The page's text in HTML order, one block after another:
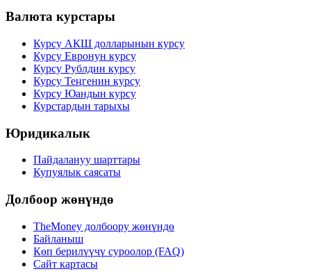
Валюта курстары
Курсу АКШ долларынын курсу
Курсу Евронун курсу
Курсу Рублдин курсу
Курсу Теңгенин курсу
Курсу Юандын курсу
Курстардын тарыхы
Юридикалык
Пайдалануу шарттары
Купуялык саясаты
Долбоор жөнүндө
TheMoney долбоору жөнүндө
Байланыш
Көп берилүүчү суроолор (FAQ)
Сайт картасы